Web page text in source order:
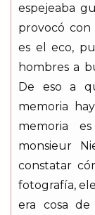
espejeaba
provocó con
es el eco,
hombres a
De eso a
memoria
memoria
monsieur
constatar
fotografía,
era cosa de